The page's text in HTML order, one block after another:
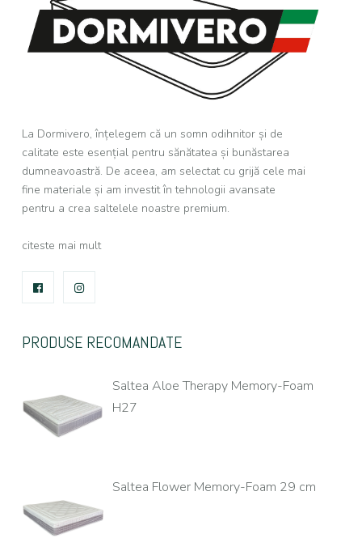
La Dormivero, înțelegem că un somn odihnitor și de
calitate este esențial pentru sănătatea și bunăstarea
dumneavoastră. De aceea, am selectat cu grijă cele mai
fine materiale și am investit în tehnologii avansate
pentru a crea saltelele noastre premium.
citeste mai mult
FACEBOOK
PRODUSE RECOMANDATE
Saltea Aloe Therapy Memory-Foam
H27
Saltea Flower Memory-Foam 29 cm